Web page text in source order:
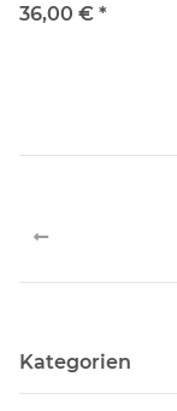
36,00 € *
Kategorien